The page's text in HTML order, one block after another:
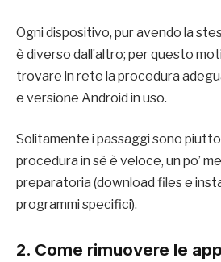
Ogni dispositivo, pur avendo la
è diverso dall’altro; per questo
trovare in rete la procedura
e versione Android in uso.
Solitamente i passaggi sono
procedura in sè è veloce, un po’
preparatoria (download files e
programmi specifici).
2. Come rimuovere le